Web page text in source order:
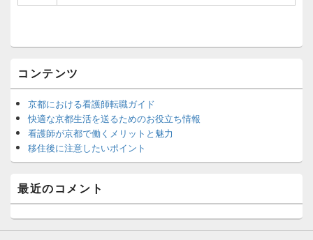
コンテンツ
京都における看護師転職ガイド
快適な京都生活を送るためのお役立ち情報
看護師が京都で働くメリットと魅力
移住後に注意したいポイント
最近のコメント